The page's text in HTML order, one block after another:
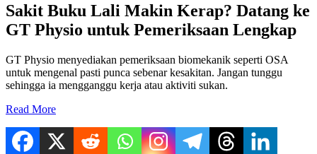
Sakit Buku Lali Makin Kerap? Datang ke
GT Physio untuk Pemeriksaan Lengkap
GT Physio menyediakan pemeriksaan biomekanik seperti OSA
untuk mengenal pasti punca sebenar kesakitan. Jangan tunggu
sehingga ia mengganggu kerja atau aktiviti sukan.
Read More